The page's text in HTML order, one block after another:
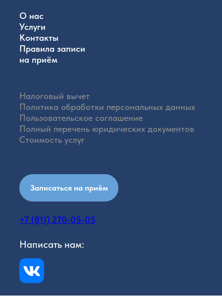
О нас
Услуги
Контакты
Правила записи
на приём
Налоговый вычет
Политика обработки персональных данных
Пользовательское соглашение
Полный перечень юридических документов
Стоимость услуг
Записаться на приём
+7 (811) 270-05-05
Написать нам: